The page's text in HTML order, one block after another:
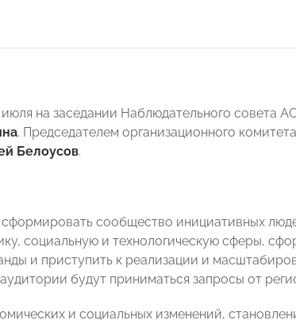
на заседании Наблюдательного совета
. Председателем организационного
Белоусов.
сообщество инициативных
социальную и технологическую сферы,
и приступить к реализации и
будут приниматься запросы от
и социальных изменений,